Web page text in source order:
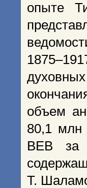
опыте
объем
80,1 млн
ВЕВ за
Т.